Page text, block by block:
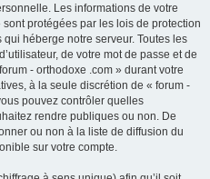
Les informations de votre
protégées par les lois de protection
héberge notre serveur. Toutes les
de votre mot de passe et de
- orthodoxe .com » durant votre
à la seule discrétion de « forum -
pouvez contrôler quelles
rendre publiques ou non. De
ou non à la liste de diffusion du
sur votre compte.